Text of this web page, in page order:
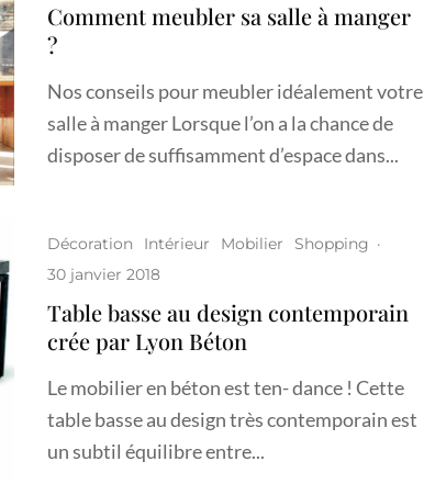
Comment meubler sa salle à manger
?
Nos conseils pour meubler idéalement votre
salle à manger Lorsque l’on a la chance de
disposer de suffisamment d’espace dans...
Décoration Intérieur Mobilier Shopping ·
30 janvier 2018
Table basse au design contemporain
crée par Lyon Béton
Le mobilier en béton est ten- dance ! Cette
table basse au design très contemporain est
un subtil équilibre entre...